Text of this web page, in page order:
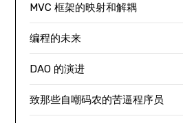
MVC 框架的映射和解耦
编程的未来
DAO 的演进
致那些自嘲码农的苦逼程序员